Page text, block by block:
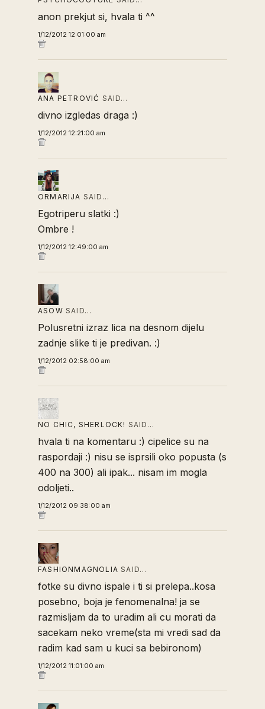
anon prekjut si, hvala ti ^^
1/12/2012 12:01:00 am
ANA PETROVIĆ SAID…
divno izgledas draga :)
1/12/2012 12:21:00 am
ORMARIJA SAID…
Egotriperu slatki :)
Ombre !
1/12/2012 12:49:00 am
ASOW SAID…
Polusretni izraz lica na desnom dijelu
zadnje slike ti je predivan. :)
1/12/2012 02:58:00 am
NO CHIC, SHERLOCK! SAID…
hvala ti na komentaru :) cipelice su na
raspordaji :) nisu se isprsili oko popusta (s
400 na 300) ali ipak... nisam im mogla
odoljeti..
1/12/2012 09:38:00 am
FASHIONMAGNOLIA SAID…
fotke su divno ispale i ti si prelepa..kosa
posebno, boja je fenomenalna! ja se
razmisljam da to uradim ali cu morati da
sacekam neko vreme(sta mi vredi sad da
radim kad sam u kuci sa bebironom)
1/12/2012 11:01:00 am